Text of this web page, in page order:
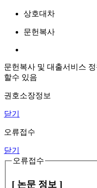
상호대차
문헌복사
문헌복사 및 대출서비스
할수 있음
권호소장정보
닫기
오류접수
닫기
오류접수
[ 논문 정보 ]